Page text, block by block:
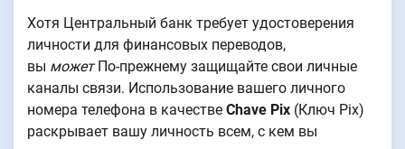
Хотя Центральный банк требует удостоверения
личности для финансовых переводов,
вы можетПо-прежнему защищайте свои личные
каналы связи. Использование вашего личного
номера телефона в качестве Chave Pix (Ключ Pix)
раскрывает вашу личность всем, с кем вы